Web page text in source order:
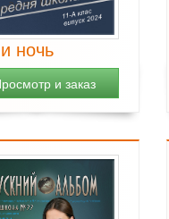
ночь
и заказ